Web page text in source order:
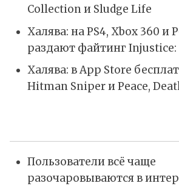
Collection и Sludge Life
Халява: на PS4, Xbox 360 и
раздают файтинг Injustice:
Халява: в App Store
Hitman Sniper и Peace,
Пользователи всё чаще
разочаровываются в